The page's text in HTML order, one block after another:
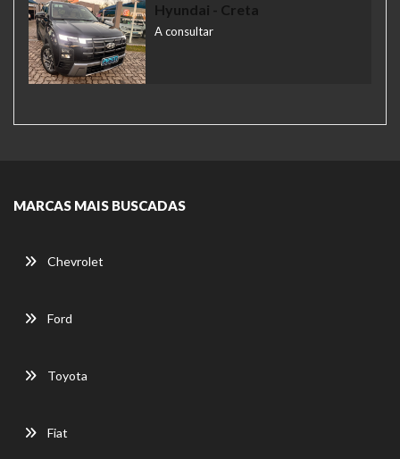
Hyundai - Creta
A consultar
MARCAS MAIS BUSCADAS
Chevrolet
Ford
Toyota
Fiat